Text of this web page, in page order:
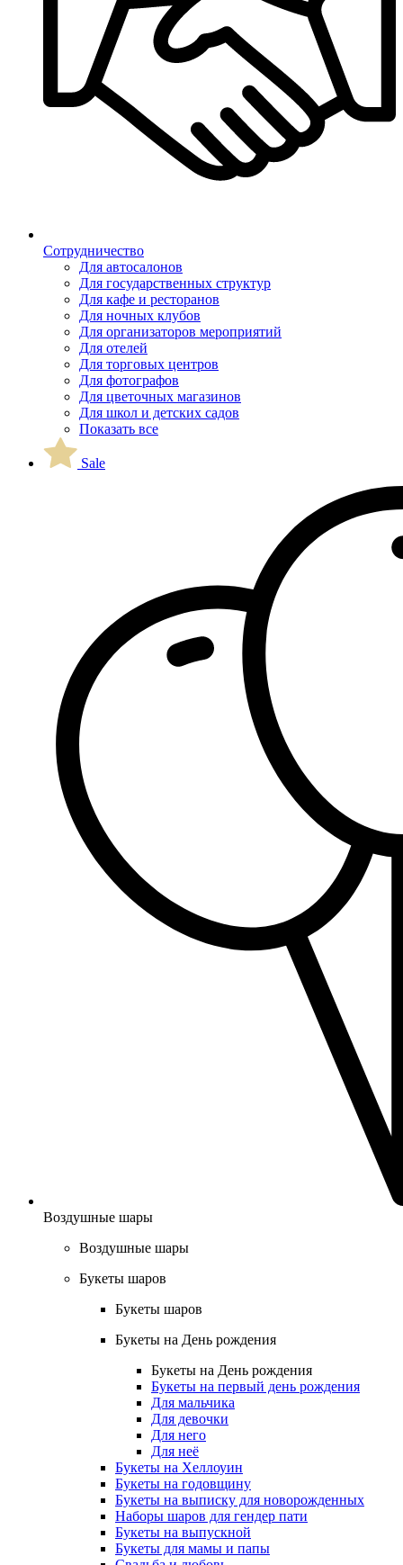
Сотрудничество
Для автосалонов
Для государственных структур
Для кафе и ресторанов
Для ночных клубов
Для организаторов мероприятий
Для отелей
Для торговых центров
Для фотографов
Для цветочных магазинов
Для школ и детских садов
Показать все
Sale
Воздушные шары
Воздушные шары
Букеты шаров
Букеты шаров
Букеты на День рождения
Букеты на День рождения
Букеты на первый день рождения
Для мальчика
Для девочки
Для него
Для неё
Букеты на Хеллоуин
Букеты на годовщину
Букеты на выписку для новорожденных
Наборы шаров для гендер пати
Букеты на выпускной
Букеты для мамы и папы